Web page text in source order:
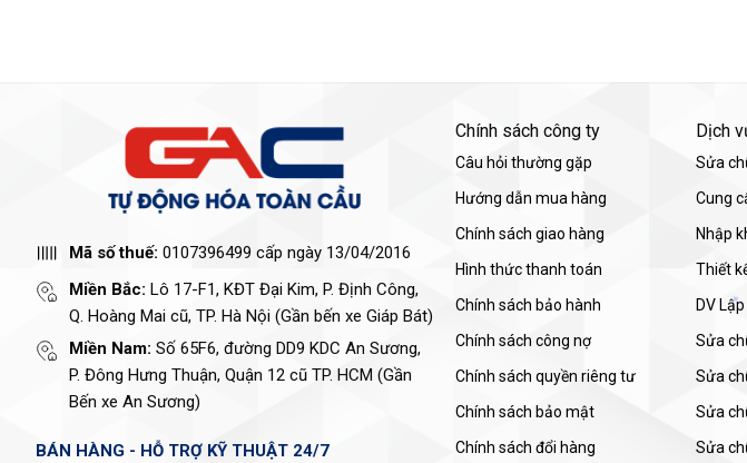
Mã số thuế: 0107396499 cấp ngày 13/04/2016
Miền Bắc: Lô 17-F1, KĐT Đại Kim, P. Định Công,
Q. Hoàng Mai cũ, TP. Hà Nội (Gần bến xe Giáp Bát)
Miền Nam: Số 65F6, đường DD9 KDC An Sương,
P. Đông Hưng Thuận, Quận 12 cũ TP. HCM (Gần
Bến xe An Sương)
BÁN HÀNG - HỖ TRỢ KỸ THUẬT 24/7
Chính sách công ty
Câu hỏi thường gặp
Hướng dẫn mua hàng
Chính sách giao hàng
Hình thức thanh toán
Chính sách bảo hành
Chính sách công nợ
Chính sách quyền riêng tư
Chính sách bảo mật
Chính sách đổi hàng
Dịch
Sửa
Cung
Nhập
Thiết
DV
Sửa
Sửa
Sửa
Sửa